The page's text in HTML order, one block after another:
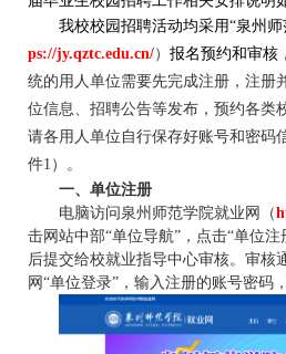
我校校园招聘活动均采用“泉州
ps://jy.qztc.edu.cn/） 报名预约和审核，
统的用人单位需要先完成注册，注册
位信息、招聘公告等发布，预约各类
请各用人单位自行保存好账号和密码
件1 ）。
一、单位注册
电脑访问泉州师范学院就业网（
击网站中部“单位导航”，点击“单位
后提交给校就业指导中心审核。审核
网“单位登录”，输入注册的账号密码